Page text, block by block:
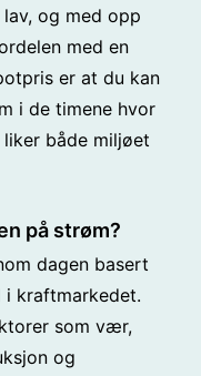
og med opp
med en
er at du kan
i de timene hvor
både miljøet
på strøm?
dagen basert
kraftmarkedet.
som vær,
og